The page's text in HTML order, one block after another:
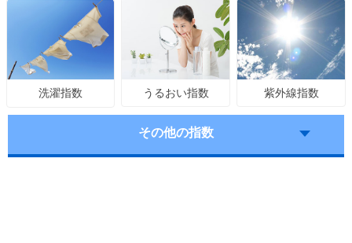
洗濯指数 うるおい指数 紫外線指数
その他の指数